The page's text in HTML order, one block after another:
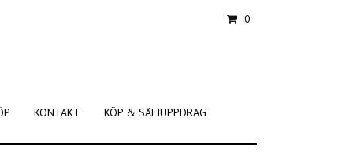
0
KONTAKT
KÖP & SÄLJUPPDRAG